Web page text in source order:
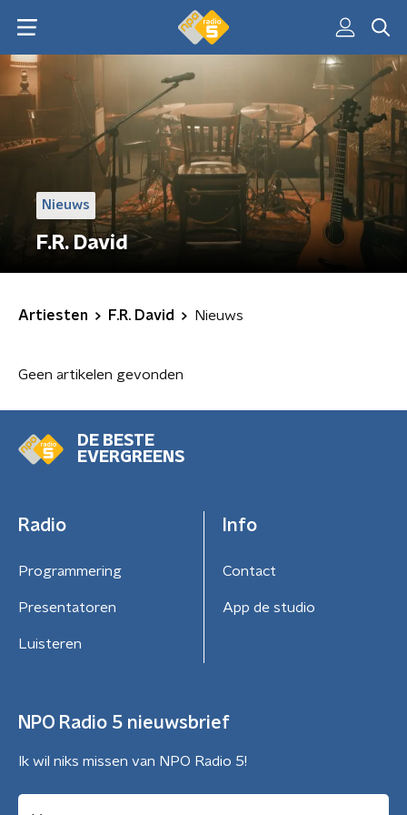
Nieuws
F.R. David
Artiesten F.R. David Nieuws
Geen artikelen gevonden
DE BESTE
EVERGREENS
Radio
Programmering
Presentatoren
Luisteren
Info
Contact
App de studio
NPO Radio 5 nieuwsbrief
Ik wil niks missen van NPO Radio 5!